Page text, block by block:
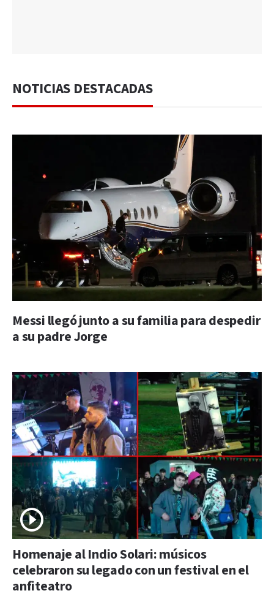
NOTICIAS DESTACADAS
Messi llegó junto a su familia para despedir
a su padre Jorge
Homenaje al Indio Solari: músicos
celebraron su legado con un festival en el
anfiteatro